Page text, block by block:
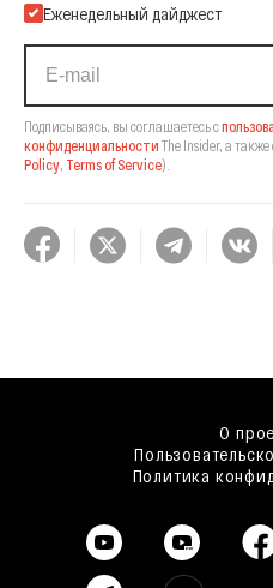
Еженедельный дайджест
Подписываясь, вы соглашаетесь с
конфиденциальности The Insider, а также
Policy, Terms of Service).
О
Политика